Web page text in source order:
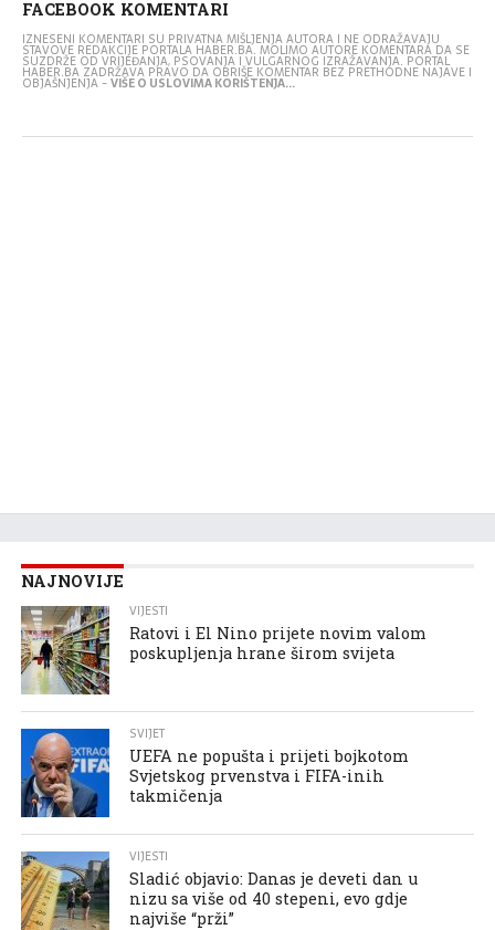
FACEBOOK KOMENTARI
IZNESENI KOMENTARI SU PRIVATNA MIŠLJENJA AUTORA I NE ODRAŽAVAJU
STAVOVE REDAKCIJE PORTALA HABER.BA. MOLIMO AUTORE KOMENTARA DA SE
SUZDRŽE OD VRIJEĐANJA, PSOVANJA I VULGARNOG IZRAŽAVANJA. PORTAL
HABER.BA ZADRŽAVA PRAVO DA OBRIŠE KOMENTAR BEZ PRETHODNE NAJAVE I
OBJAŠNJENJA -VIŠE O USLOVIMA KORIŠTENJA...
NAJNOVIJE
VIJESTI
Ratovi i El Nino prijete novim valom
poskupljenja hrane širom svijeta
SVIJET
UEFA ne popušta i prijeti bojkotom
Svjetskog prvenstva i FIFA-inih
takmičenja
VIJESTI
Sladić objavio: Danas je deveti dan u
nizu sa više od 40 stepeni, evo gdje
najviše “prži”